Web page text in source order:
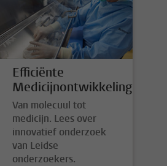
Efficiënte
Medicijnontwikkeling
Van molecuul tot
medicijn. Lees over
innovatief onderzoek
van Leidse
onderzoekers.